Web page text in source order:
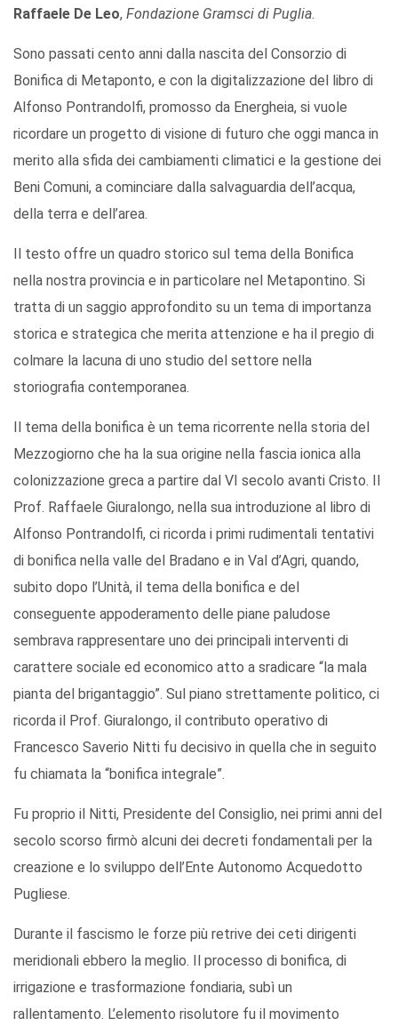
Raffaele De Leo, Fondazione Gramsci di Puglia.
Sono passati cento anni dalla nascita del Consorzio di
Bonifica di Metaponto, e con la digitalizzazione del libro di
Alfonso Pontrandolfi, promosso da Energheia, si vuole
ricordare un progetto di visione di futuro che oggi manca in
merito alla sfida dei cambiamenti climatici e la gestione dei
Beni Comuni, a cominciare dalla salvaguardia dell’acqua,
della terra e dell’area.
Il testo offre un quadro storico sul tema della Bonifica
nella nostra provincia e in particolare nel Metapontino. Si
tratta di un saggio approfondito su un tema di importanza
storica e strategica che merita attenzione e ha il pregio di
colmare la lacuna di uno studio del settore nella
storiografia contemporanea.
Il tema della bonifica è un tema ricorrente nella storia del
Mezzogiorno che ha la sua origine nella fascia ionica alla
colonizzazione greca a partire dal VI secolo avanti Cristo. Il
Prof. Raffaele Giuralongo, nella sua introduzione al libro di
Alfonso Pontrandolfi, ci ricorda i primi rudimentali tentativi
di bonifica nella valle del Bradano e in Val d’Agri, quando,
subito dopo l’Unità, il tema della bonifica e del
conseguente appoderamento delle piane paludose
sembrava rappresentare uno dei principali interventi di
carattere sociale ed economico atto a sradicare “la mala
pianta del brigantaggio”. Sul piano strettamente politico, ci
ricorda il Prof. Giuralongo, il contributo operativo di
Francesco Saverio Nitti fu decisivo in quella che in seguito
fu chiamata la “bonifica integrale”.
Fu proprio il Nitti, Presidente del Consiglio, nei primi anni del
secolo scorso firmò alcuni dei decreti fondamentali per la
creazione e lo sviluppo dell’Ente Autonomo Acquedotto
Pugliese.
Durante il fascismo le forze più retrive dei ceti dirigenti
meridionali ebbero la meglio. Il processo di bonifica, di
irrigazione e trasformazione fondiaria, subì un
rallentamento. L’elemento risolutore fu il movimento